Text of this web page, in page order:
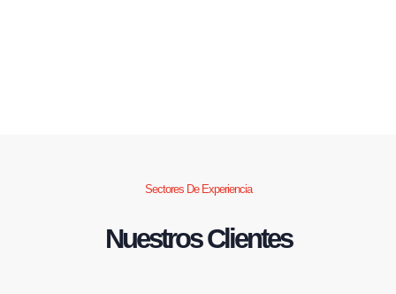
Sectores De Experiencia
Nuestros Clientes